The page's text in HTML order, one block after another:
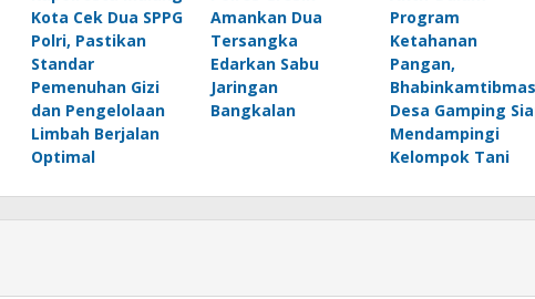
Kota Cek Dua SPPG
Polri, Pastikan
Standar
Pemenuhan Gizi
dan Pengelolaan
Limbah Berjalan
Optimal
Amankan Dua
Tersangka
Edarkan Sabu
Jaringan
Bangkalan
Program
Ketahanan
Pangan,
Bhabinkamtibmas
Desa Gamping
Mendampingi
Kelompok Tani